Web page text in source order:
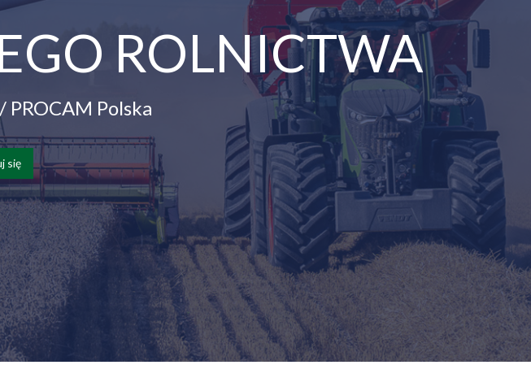
ROLNICTWA
Polska
się